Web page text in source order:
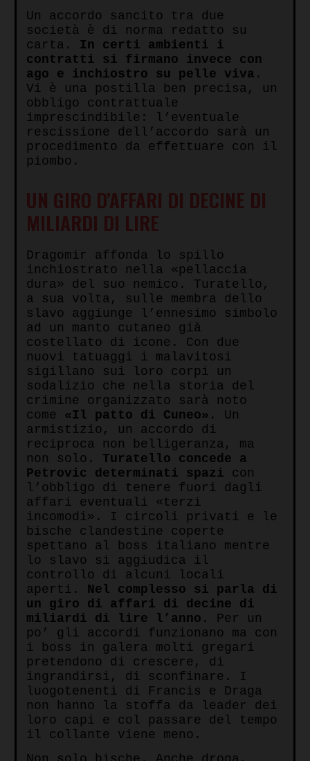
Un accordo sancito tra due
società è di norma redatto su
carta. In certi ambienti i
contratti si firmano invece con
ago e inchiostro su pelle viva .
Vi è una postilla ben precisa, un
obbligo contrattuale
imprescindibile: l’eventuale
rescissione dell’accordo sarà un
procedimento da effettuare con il
piombo.
UN GIRO D’AFFARI DI DECINE DI
MILIARDI DI LIRE
Dragomir affonda lo spillo
inchiostrato nella «pellaccia
dura» del suo nemico. Turatello,
a sua volta, sulle membra dello
slavo aggiunge l’ennesimo simbolo
ad un manto cutaneo già
costellato di icone. Con due
nuovi tatuaggi i malavitosi
sigillano sui loro corpi un
sodalizio che nella storia del
crimine organizzato sarà noto
come «Il patto di Cuneo» . Un
armistizio, un accordo di
reciproca non belligeranza, ma
non solo. Turatello concede a
Petrovic determinati spazi con
l’obbligo di tenere fuori dagli
affari eventuali «terzi
incomodi». I circoli privati e le
bische clandestine coperte
spettano al boss italiano mentre
lo slavo si aggiudica il
controllo di alcuni locali
aperti. Nel complesso si parla di
un giro di affari di decine di
miliardi di lire l’anno . Per un
po’ gli accordi funzionano ma con
i boss in galera molti gregari
pretendono di crescere, di
ingrandirsi, di sconfinare. I
luogotenenti di Francis e Draga
non hanno la stoffa da leader dei
loro capi e col passare del tempo
il collante viene meno.